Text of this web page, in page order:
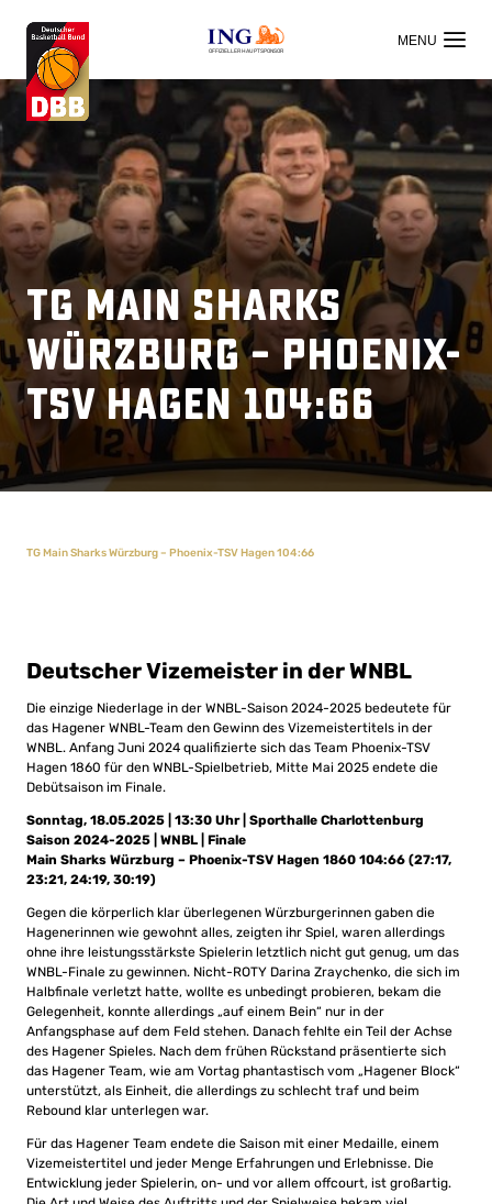
OFFIZIELLER HAUPTSPONSOR
TG Main Sharks
Würzburg – Phoenix-
TSV Hagen 104:66
TG Main Sharks Würzburg – Phoenix-TSV Hagen 104:66
Deutscher Vizemeister in der WNBL
Die einzige Niederlage in der WNBL-Saison 2024-2025 bedeutete für
das Hagener WNBL-Team den Gewinn des Vizemeistertitels in der
WNBL. Anfang Juni 2024 qualifizierte sich das Team Phoenix-TSV
Hagen 1860 für den WNBL-Spielbetrieb, Mitte Mai 2025 endete die
Debütsaison im Finale.
Sonntag, 18.05.2025 | 13:30 Uhr | Sporthalle Charlottenburg
Saison 2024-2025 | WNBL | Finale
Main Sharks Würzburg – Phoenix-TSV Hagen 1860 104:66 (27:17,
23:21, 24:19, 30:19)
Gegen die körperlich klar überlegenen Würzburgerinnen gaben die
Hagenerinnen wie gewohnt alles, zeigten ihr Spiel, waren allerdings
ohne ihre leistungsstärkste Spielerin letztlich nicht gut genug, um das
WNBL-Finale zu gewinnen. Nicht-ROTY Darina Zraychenko, die sich im
Halbfinale verletzt hatte, wollte es unbedingt probieren, bekam die
Gelegenheit, konnte allerdings „auf einem Bein“ nur in der
Anfangsphase auf dem Feld stehen. Danach fehlte ein Teil der Achse
des Hagener Spieles. Nach dem frühen Rückstand präsentierte sich
das Hagener Team, wie am Vortag phantastisch vom „Hagener Block“
unterstützt, als Einheit, die allerdings zu schlecht traf und beim
Rebound klar unterlegen war.
Für das Hagener Team endete die Saison mit einer Medaille, einem
Vizemeistertitel und jeder Menge Erfahrungen und Erlebnisse. Die
Entwicklung jeder Spielerin, on- und vor allem offcourt, ist großartig.